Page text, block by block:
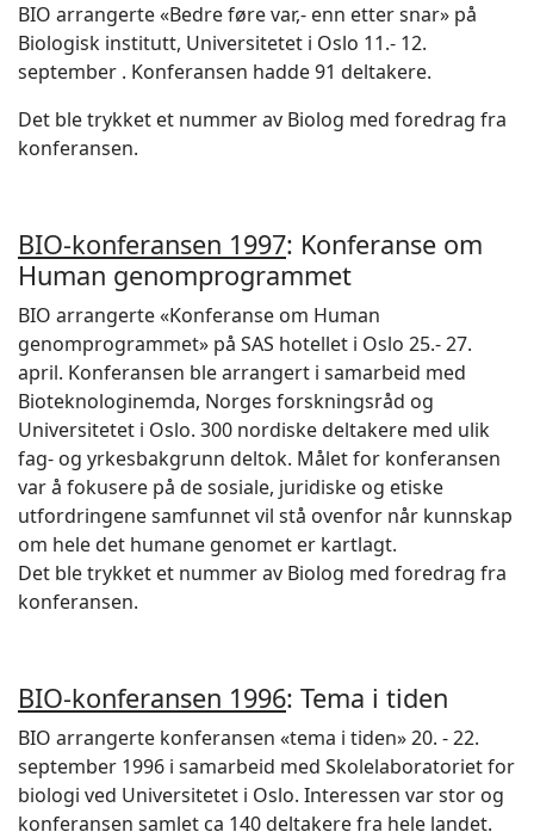
BIO arrangerte «Bedre føre var,- enn etter snar» på
Biologisk institutt, Universitetet i Oslo 11.- 12.
september . Konferansen hadde 91 deltakere.
Det ble trykket et nummer av Biolog med foredrag fra
konferansen.
BIO-konferansen 1997: Konferanse om
Human genomprogrammet
BIO arrangerte «Konferanse om Human
genomprogrammet» på SAS hotellet i Oslo 25.- 27.
april. Konferansen ble arrangert i samarbeid med
Bioteknologinemda, Norges forskningsråd og
Universitetet i Oslo. 300 nordiske deltakere med ulik
fag- og yrkesbakgrunn deltok. Målet for konferansen
var å fokusere på de sosiale, juridiske og etiske
utfordringene samfunnet vil stå ovenfor når kunnskap
om hele det humane genomet er kartlagt.
Det ble trykket et nummer av Biolog med foredrag fra
konferansen.
BIO-konferansen 1996: Tema i tiden
BIO arrangerte konferansen «tema i tiden» 20. - 22.
september 1996 i samarbeid med Skolelaboratoriet for
biologi ved Universitetet i Oslo. Interessen var stor og
konferansen samlet ca 140 deltakere fra hele landet.